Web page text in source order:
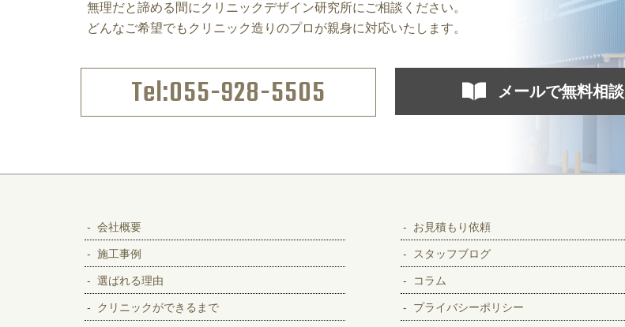
無理だと諦める間にクリニックデザイン研究所にご相談ください。
どんなご希望でもクリニック造りのプロが親身に対応いたします。
Tel:055-928-5505 メールで無料相談
会社概要
施工事例
選ばれる理由
クリニックができるまで
お見積もり依頼
スタッフブログ
コラム
プライバシーポリシー